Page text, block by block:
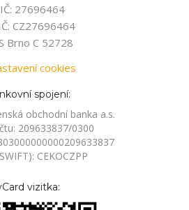
IČ: 27696464
CZ27696464
Brno C 52728
cookies
spojení:
obchodní banka a.s.
209633837/0300
CEKOCZPP
vizitka: